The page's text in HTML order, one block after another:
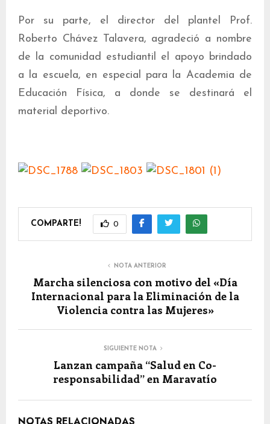
Por su parte, el director del plantel Prof.
Roberto Chávez Talavera, agradeció a nombre
de la comunidad estudiantil el apoyo brindado
a la escuela, en especial para la Academia de
Educación Física, a donde se destinará el
material deportivo.
COMPARTE! 0
NOTA ANTERIOR
Marcha silenciosa con motivo del «Día
Internacional para la Eliminación de la
Violencia contra las Mujeres»
SIGUIENTE NOTA
Lanzan campaña “Salud en Co-
responsabilidad” en Maravatío